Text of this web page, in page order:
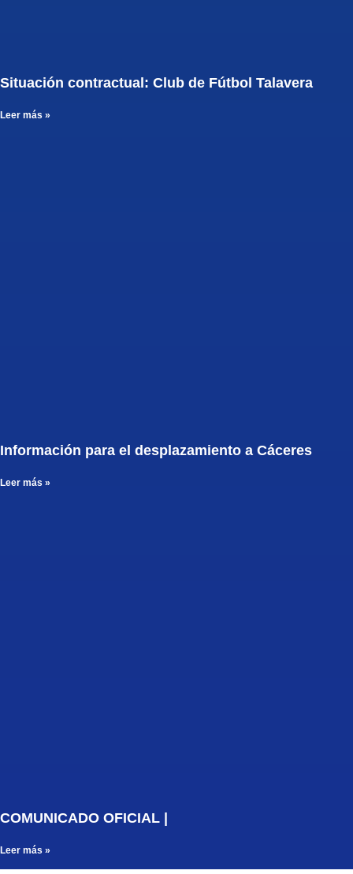
Situación contractual: Club de Fútbol Talavera
Leer más »
Información para el desplazamiento a Cáceres
Leer más »
COMUNICADO OFICIAL |
Leer más »